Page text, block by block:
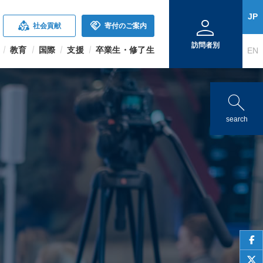
search
search
diversity_2 社会貢献 handshake 寄付のご案内
教育 国際 支援 卒業生・修了生
person
訪問者別
JP
EN